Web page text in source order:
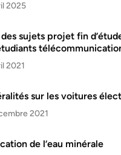
2025
sujets projet fin
2021
sur les voitures
2021
de l’eau minérale